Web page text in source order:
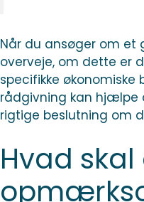
Når du ansøger om et
overveje, om dette er
specifikke økonomiske
rådgivning kan
rigtige beslutning om
Hvad